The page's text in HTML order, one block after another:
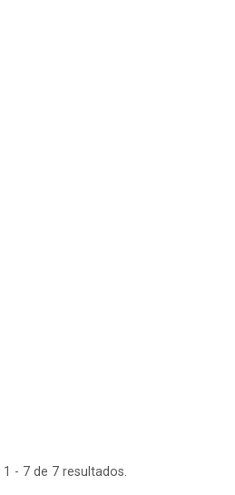
- 7 de 7 resultados.